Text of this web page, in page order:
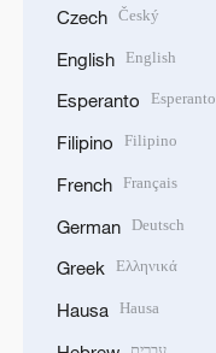
Czech Český
English English
Esperanto Esperanto
Filipino Filipino
French Français
German Deutsch
Greek Ελληνικά
Hausa Hausa